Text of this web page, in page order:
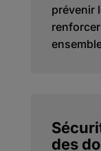
prévenir
des